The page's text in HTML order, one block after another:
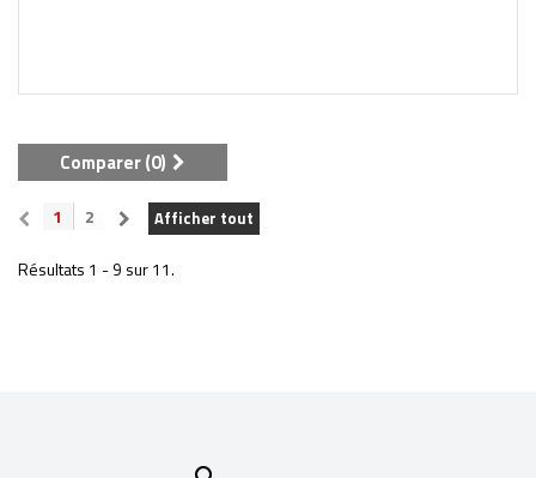
Comparer (0)
Afficher tout
1 2
Résultats 1 - 9 sur 11.